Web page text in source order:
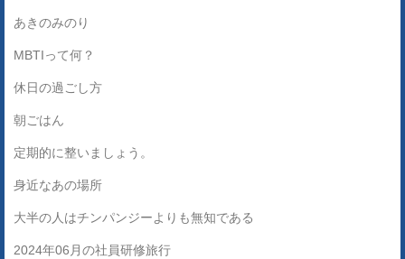
あきのみのり
MBTIって何？
休日の過ごし方
朝ごはん
定期的に整いましょう。
身近なあの場所
大半の人はチンパンジーよりも無知である
2024年06月の社員研修旅行